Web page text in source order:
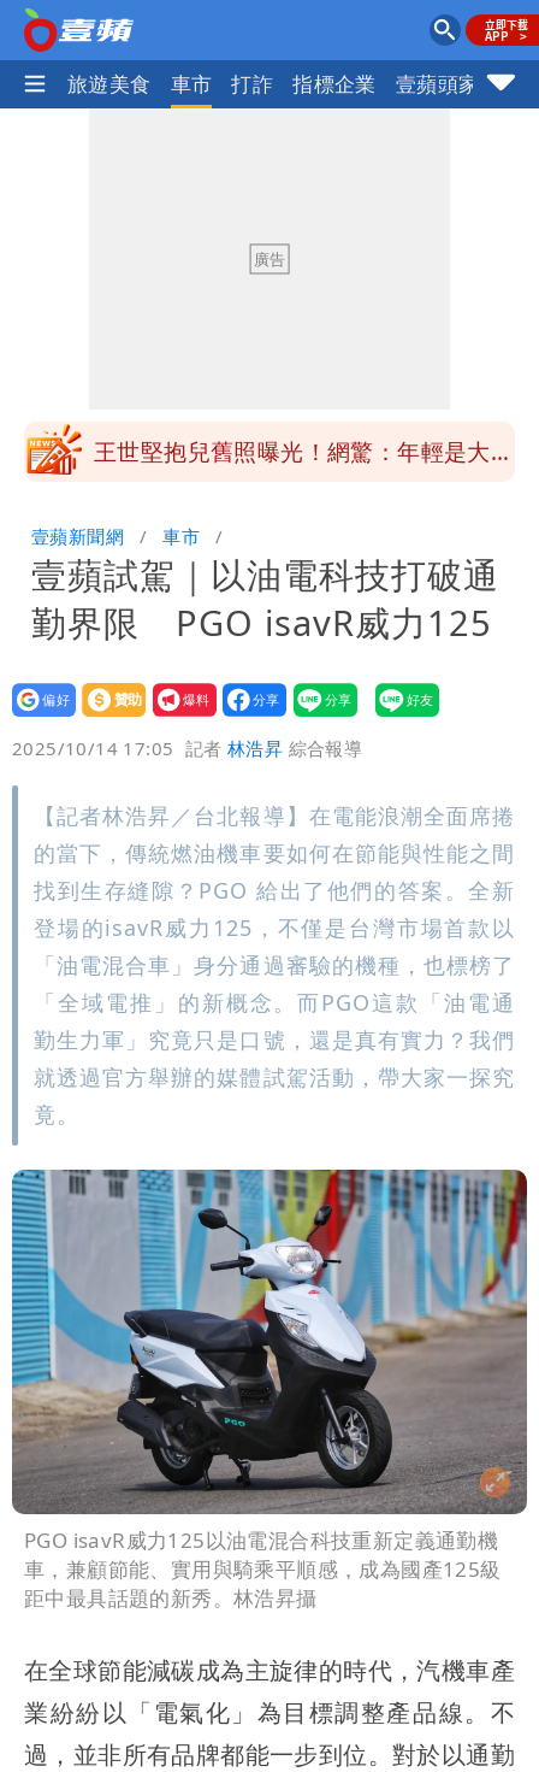
產王 旅遊美食 車市 打詐 指標企業 壹蘋頭家 健
姜厚任小24歲女友「舊身分」曝光！昔
戰網友：台灣人靠我活下來
王世堅抱兒舊照曝光！網驚：年輕是大帥
姜厚任小24歲女友「舊身分」曝光！昔
交往3個月閃嫁農業處科長
壹蘋新聞網 車市
壹蘋試駕｜以油電科技打破通
勤界限 PGO isavR威力125
設為
贊助
我要
爆料
2025/10/14 17:05 記者林浩昇 綜合報導
【記者林浩昇／台北報導】在電能浪潮全面席捲
的當下，傳統燃油機車要如何在節能與性能之間
找到生存縫隙？PGO 給出了他們的答案。全新
登場的isavR威力125，不僅是台灣市場首款以
「油電混合車」身分通過審驗的機種，也標榜了
「全域電推」的新概念。而PGO這款「油電通
勤生力軍」究竟只是口號，還是真有實力？我們
就透過官方舉辦的媒體試駕活動，帶大家一探究
竟。
PGO isavR威力125以油電混合科技重新定義通勤機
車，兼顧節能、實用與騎乘平順感，成為國產125級
距中最具話題的新秀。林浩昇攝
在全球節能減碳成為主旋律的時代，汽機車產
業紛紛以「電氣化」為目標調整產品線。不
過，並非所有品牌都能一步到位。對於以通勤